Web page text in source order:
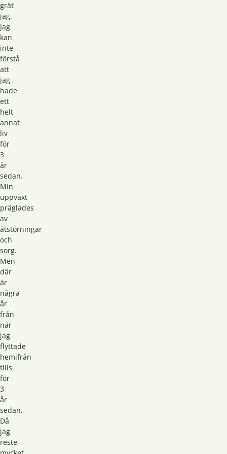
grät
jag.
Jag
kan
inte
förstå
att
jag
hade
ett
helt
annat
liv
för
3
år
sedan.
Min
uppväxt
präglades
av
ätstörningar
och
sorg.
Men
där
är
några
år
från
när
jag
flyttade
hemifrån
tills
för
3
år
sedan.
Då
jag
reste